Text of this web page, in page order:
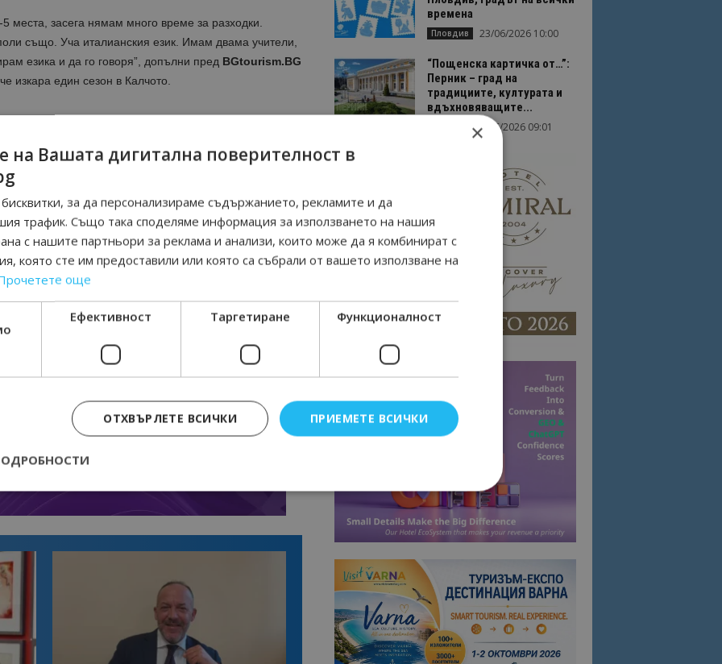
засега нямам много време за разходки.
също. Уча италианския език. Имам двама учители,
езика и да го говоря”, допълни пред BGtourism.BG
изкара един сезон в Калчото.
НА АВИОКОМПАНИИ, ТУРОПЕРАТОРИ И
КАНАЛА НА BGTOURISM.BG -
ТУК!
времена
Пловдив 23/06/2026 10:00
“Пощенска картичка от…”:
Перник – град на
традициите, културата и
вдъхновяващите...
17/06/2026 09:01
×
на Вашата дигитална поверителност в
за да персонализираме съдържанието, рекламите и да
трафик. Също така споделяме информация за използването на нашия
с нашите партньори за реклама и анализи, които може да я комбинират с
която сте им предоставили или която са събрали от вашето използване на
още
Ефективност Таргетиране Функционалност
ПРИЕМЕТЕ ВСИЧКИ
ОТХВЪРЛЕТЕ ВСИЧКИ
Функционалност
бисквитки позволяват основната функционалност на уебсайта, като потребителско влизане и
Уебсайтът не може да се използва правилно без строго необходими бисквитки.
Валиден
Описание
7 дни
Тази бисквитка се използва, за да запомните съгласието
на потребителя за използването на бисквитки на сайта.